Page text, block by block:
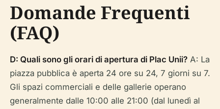
Domande Frequenti
(FAQ)
D: Quali sono gli orari di apertura di Plac Unii? A: La
piazza pubblica è aperta 24 ore su 24, 7 giorni su 7.
Gli spazi commerciali e delle gallerie operano
generalmente dalle 10:00 alle 21:00 (dal lunedì al